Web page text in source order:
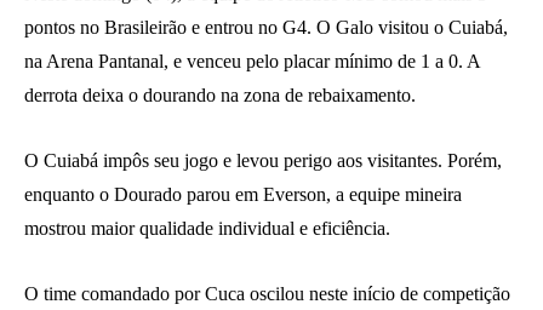
pontos no Brasileirão e entrou no G4. O Galo visitou o Cuiabá,
na Arena Pantanal, e venceu pelo placar mínimo de 1 a 0. A
derrota deixa o dourando na zona de rebaixamento.
O Cuiabá impôs seu jogo e levou perigo aos visitantes. Porém,
enquanto o Dourado parou em Everson, a equipe mineira
mostrou maior qualidade individual e eficiência.
O time comandado por Cuca oscilou neste início de competição